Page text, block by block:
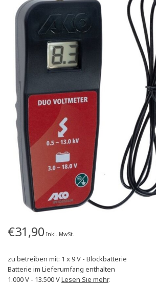
€31,90 Inkl. MwSt.
zu betreiben mit: 1 x 9 V - Blockbatterie
Batterie im Lieferumfang enthalten
1.000 V - 13.500 VLesen Sie mehr.